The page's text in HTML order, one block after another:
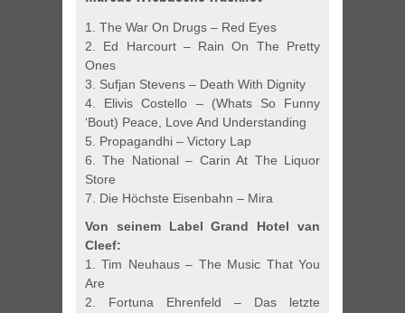
1. The War On Drugs – Red Eyes
2. Ed Harcourt – Rain On The Pretty
Ones
3. Sufjan Stevens – Death With Dignity
4. Elivis Costello – (Whats So Funny
‘Bout) Peace, Love And Understanding
5. Propagandhi – Victory Lap
6. The National – Carin At The Liquor
Store
7. Die Höchste Eisenbahn – Mira
Von seinem Label Grand Hotel van
Cleef:
1. Tim Neuhaus – The Music That You
Are
2. Fortuna Ehrenfeld – Das letzte